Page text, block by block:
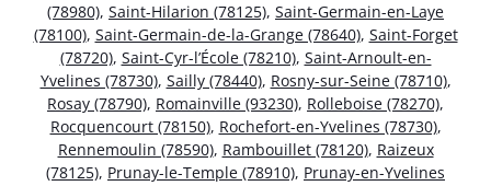
(78980), Saint-Hilarion (78125), Saint-Germain-en-Laye
(78100), Saint-Germain-de-la-Grange (78640), Saint-Forget
(78720), Saint-Cyr-l’École (78210), Saint-Arnoult-en-
Yvelines (78730), Sailly (78440), Rosny-sur-Seine (78710),
Rosay (78790), Romainville (93230), Rolleboise (78270),
Rocquencourt (78150), Rochefort-en-Yvelines (78730),
Rennemoulin (78590), Rambouillet (78120), Raizeux
(78125), Prunay-le-Temple (78910), Prunay-en-Yvelines